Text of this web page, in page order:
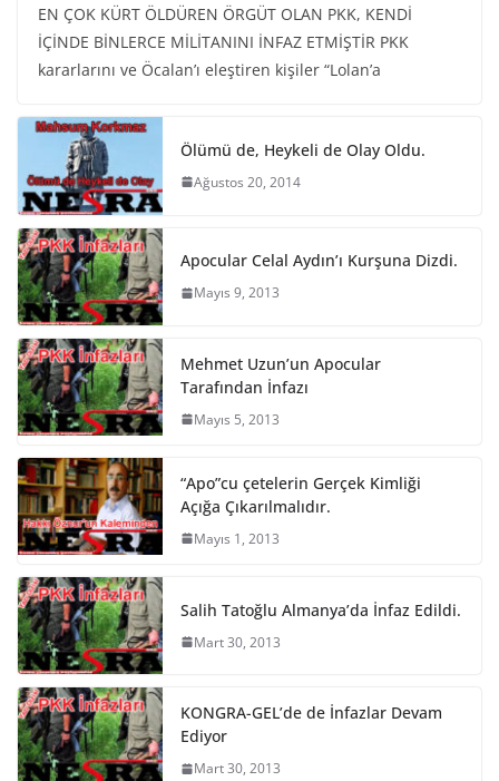
EN ÇOK KÜRT ÖLDÜREN ÖRGÜT OLAN PKK, KENDİ
İÇİNDE BİNLERCE MİLİTANINI İNFAZ ETMİŞTİR PKK
kararlarını ve Öcalan’ı eleştiren kişiler “Lolan’a
Ölümü de, Heykeli de Olay Oldu.
Ağustos 20, 2014
Apocular Celal Aydın’ı Kurşuna Dizdi.
Mayıs 9, 2013
Mehmet Uzun’un Apocular
Tarafından İnfazı
Mayıs 5, 2013
“Apo”cu çetelerin Gerçek Kimliği
Açığa Çıkarılmalıdır.
Mayıs 1, 2013
Salih Tatoğlu Almanya’da İnfaz Edildi.
Mart 30, 2013
KONGRA-GEL’de de İnfazlar Devam
Ediyor
Mart 30, 2013